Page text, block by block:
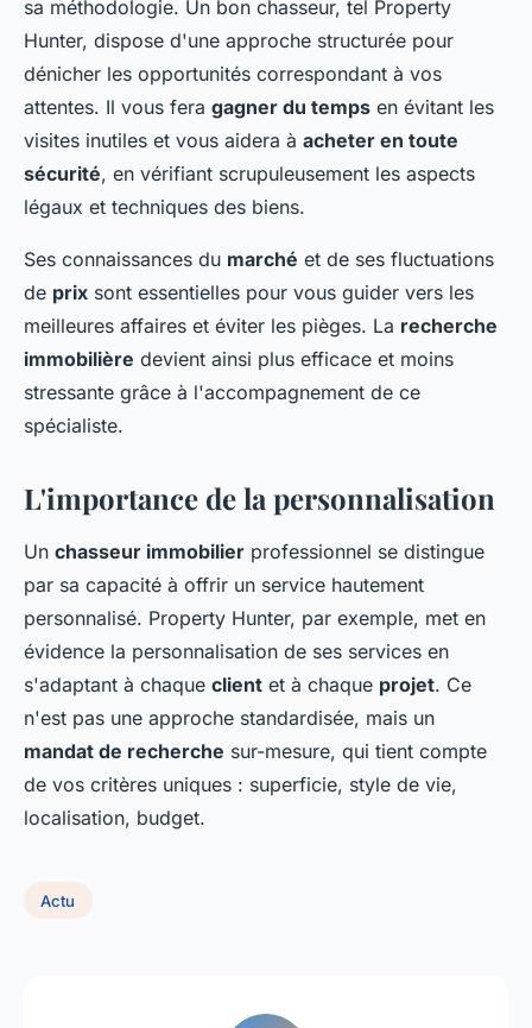
sa méthodologie. Un bon chasseur, tel Property
Hunter, dispose d'une approche structurée pour
dénicher les opportunités correspondant à vos
attentes. Il vous fera gagner du temps en évitant les
visites inutiles et vous aidera à acheter en toute
sécurité, en vérifiant scrupuleusement les aspects
légaux et techniques des biens.
Ses connaissances du marché et de ses fluctuations
de prix sont essentielles pour vous guider vers les
meilleures affaires et éviter les pièges. La recherche
immobilière devient ainsi plus efficace et moins
stressante grâce à l'accompagnement de ce
spécialiste.
L'importance de la personnalisation
Un chasseur immobilier professionnel se distingue
par sa capacité à offrir un service hautement
personnalisé. Property Hunter, par exemple, met en
évidence la personnalisation de ses services en
s'adaptant à chaque client et à chaque projet. Ce
n'est pas une approche standardisée, mais un
mandat de recherche sur-mesure, qui tient compte
de vos critères uniques : superficie, style de vie,
localisation, budget.
Actu